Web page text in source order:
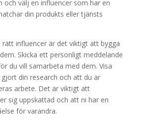
och välj en influencer som har en
din produkts eller tjänsts
influencer är det viktigt att bygga
Skicka ett personligt meddelande
du vill samarbeta med dem. Visa
din research och att du är
arbete. Det är viktigt att
sig uppskattad och att ni har en
för varandra.